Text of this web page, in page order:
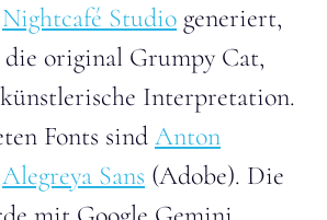
Nightcafé Studio generiert,
original Grumpy Cat,
Interpretation.
Fonts sind Anton
Alegreya Sans (Adobe). Die